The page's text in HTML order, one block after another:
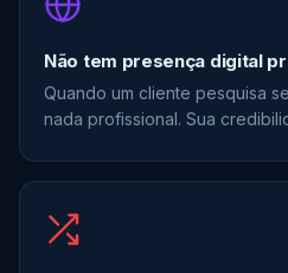
Não tem presença digital
Quando um cliente pesquisa
nada profissional. Sua